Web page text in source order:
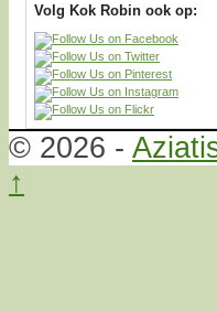
Volg Kok Robin ook op:
© 2026 -
↑